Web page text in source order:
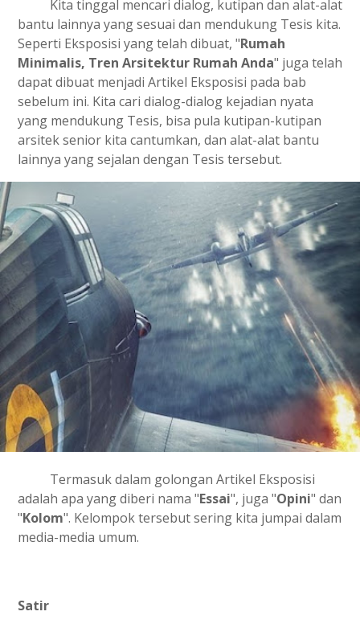
Kita tinggal mencari dialog, kutipan dan alat-alat
bantu lainnya yang sesuai dan mendukung Tesis kita.
Seperti Eksposisi yang telah dibuat, "Rumah
Minimalis, Tren Arsitektur Rumah Anda" juga telah
dapat dibuat menjadi Artikel Eksposisi pada bab
sebelum ini. Kita cari dialog-dialog kejadian nyata
yang mendukung Tesis, bisa pula kutipan-kutipan
arsitek senior kita cantumkan, dan alat-alat bantu
lainnya yang sejalan dengan Tesis tersebut.
Termasuk dalam golongan Artikel Eksposisi
adalah apa yang diberi nama "Essai", juga "Opini" dan
"Kolom". Kelompok tersebut sering kita jumpai dalam
media-media umum.
Satir